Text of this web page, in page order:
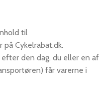
til
Cykelrabat.dk.
den dag, du eller en af
får varerne i